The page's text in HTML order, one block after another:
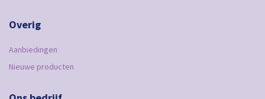
Overig
Aanbiedingen
Nieuwe producten